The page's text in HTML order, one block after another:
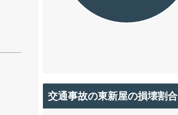
交通事故の東新屋の損壊割合